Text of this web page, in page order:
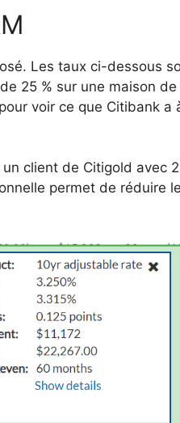
Les taux ci-dessous
25 % sur une maison
voir ce que Citibank
client de Citigold avec
permet de réduire